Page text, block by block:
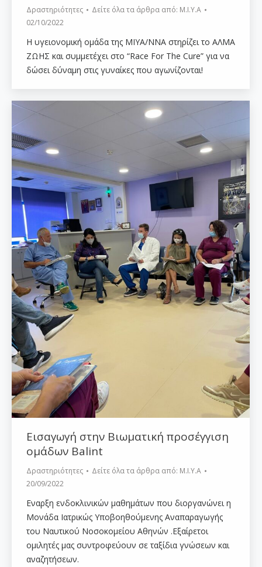
Δραστηριότητες Δείτε όλα τα άρθρα από: Μ.Ι.Υ.Α
02/10/2022
Η υγειονομική ομάδα της ΜΙΥΑ/ΝΝΑ στηρίζει το ΑΛΜΑ
ΖΩΗΣ και συμμετέχει στο “Race For The Cure” για να
δώσει δύναμη στις γυναίκες που αγωνίζονται!
Εισαγωγή στην Βιωματική προσέγγιση
ομάδων Balint
Δραστηριότητες Δείτε όλα τα άρθρα από: Μ.Ι.Υ.Α
20/09/2022
Εναρξη ενδοκλινικών μαθημάτων που διοργανώνει η
Μονάδα Ιατρικώς Υποβοηθούμενης Αναπαραγωγής
του Ναυτικού Νοσοκομείου Αθηνών .Εξαίρετοι
ομιλητές μας συντροφεύουν σε ταξίδια γνώσεων και
αναζητήσεων.